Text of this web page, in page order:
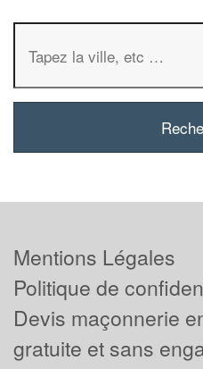
Mentions Légales
Politique de
Devis maçonnerie
gratuite et sans